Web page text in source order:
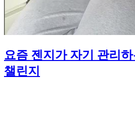
요즘 젠지가 자기 관리
챌린지